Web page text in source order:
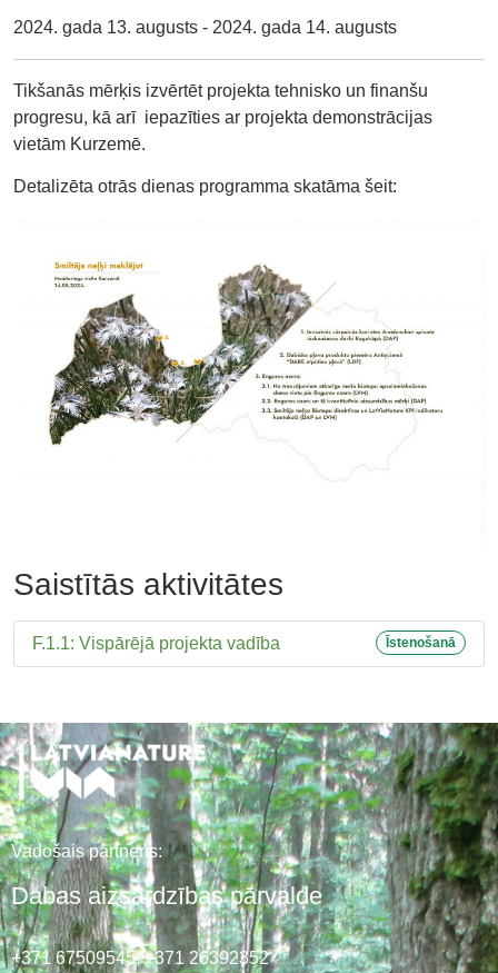
2024. gada 13. augusts - 2024. gada 14. augusts
Tikšanās mērķis izvērtēt projekta tehnisko un finanšu
progresu, kā arī iepazīties ar projekta demonstrācijas
vietām Kurzemē.
Detalizēta otrās dienas programma skatāma šeit:
Saistītās aktivitātes
F.1.1: Vispārējā projekta vadība Īstenošanā
Vadošais partneris:
Dabas aizsardzības pārvalde
+371 67509545,+371 26392352